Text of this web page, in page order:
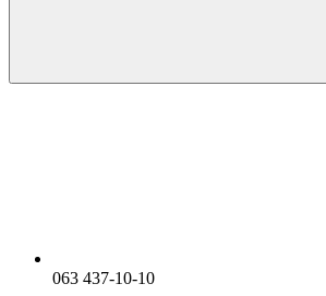
063 437-10-10